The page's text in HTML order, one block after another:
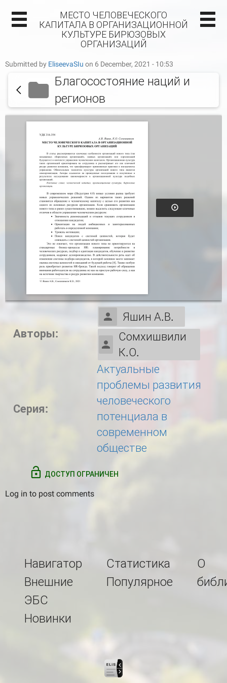
МЕСТО ЧЕЛОВЕЧЕСКОГО
КАПИТАЛА В ОРГАНИЗАЦИОННОЙ
КУЛЬТУРЕ БИРЮЗОВЫХ
ОРГАНИЗАЦИЙ
Submitted by EliseevaSIu on 6 December, 2021 - 10:53
Благосостояние наций и
регионов
Авторы:
Яшин А.В.
Сомхишвили
К.О.
Серия:
Актуальные
проблемы развития
человеческого
потенциала в
современном
обществе
ДОСТУП ОГРАНИЧЕН
Log in to post comments
Навигатор
Внешние
ЭБС
Новинки
Статистика
Популярное
О